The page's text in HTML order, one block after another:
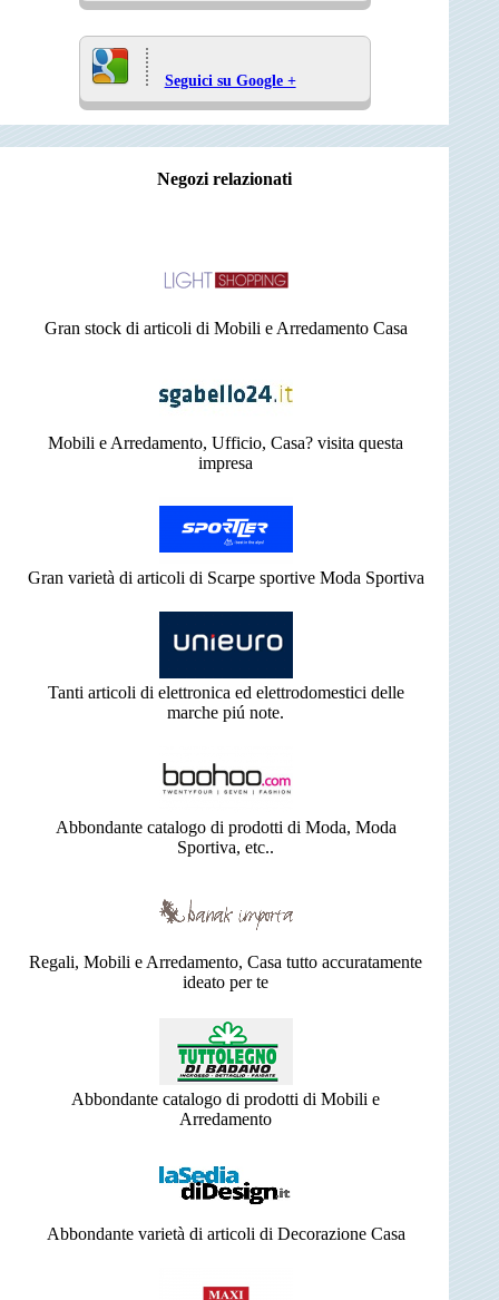
Seguici su Google +
Negozi relazionati
Gran stock di articoli di Mobili e Arredamento Casa
Mobili e Arredamento, Ufficio, Casa? visita questa
impresa
Gran varietà di articoli di Scarpe sportive Moda Sportiva
Tanti articoli di elettronica ed elettrodomestici delle
marche piú note.
Abbondante catalogo di prodotti di Moda, Moda
Sportiva, etc..
Regali, Mobili e Arredamento, Casa tutto accuratamente
ideato per te
Abbondante catalogo di prodotti di Mobili e
Arredamento
Abbondante varietà di articoli di Decorazione Casa